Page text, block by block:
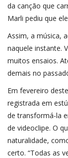
da canção que
Marli pediu que
Assim, a música,
naquele instante.
muitos ensaios.
demais no
Em fevereiro
registrada em
de transformá-la
de videoclipe. O
naturalidade,
certo. “Todas as